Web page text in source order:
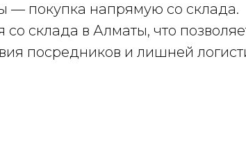
— покупка напрямую со склада.
склада в Алматы, что
посредников и лишней